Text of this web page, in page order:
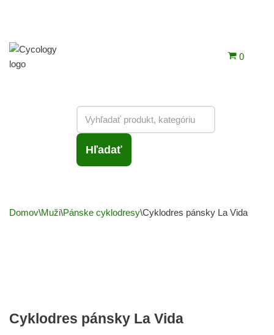
Hľadať
0
Domov\Muži\Pánske cyklodresy\Cyklodres pánsky La Vida
Cyklodres pánsky La Vida